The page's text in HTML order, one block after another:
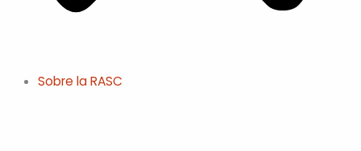
Sobre la RASC